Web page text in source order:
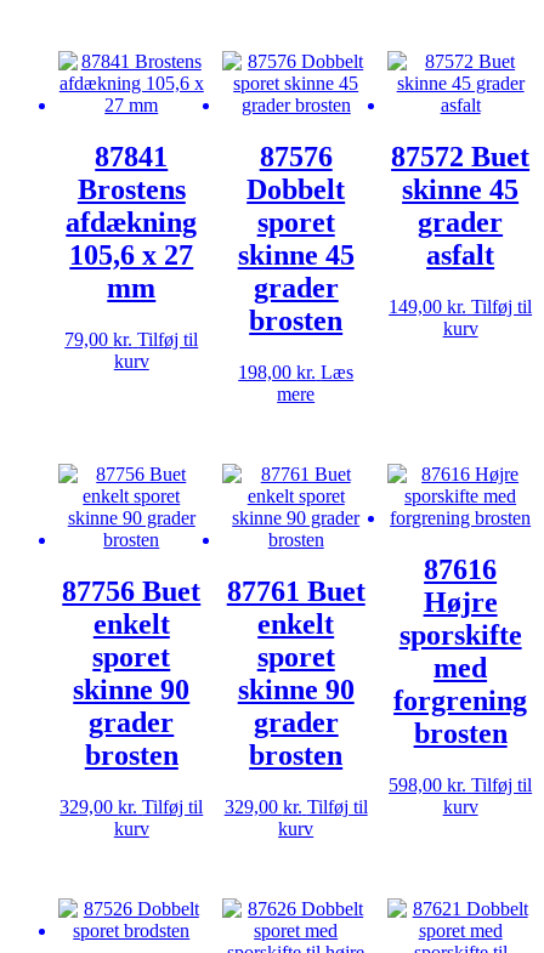
87841
Brostens
afdækning
105,6 x 27
mm
79,00kr. Tilføj til
kurv
87576
Dobbelt
sporet
skinne 45
grader
brosten
198,00kr. Læs
mere
87572 Buet
skinne 45
grader
asfalt
149,00kr. Tilføj til
kurv
87756 Buet
enkelt
sporet
skinne 90
grader
brosten
329,00kr. Tilføj til
kurv
87761 Buet
enkelt
sporet
skinne 90
grader
brosten
329,00 kr. Tilføj til
kurv
87616
Højre
sporskifte
med
forgrening
brosten
598,00kr. Tilføj til
kurv